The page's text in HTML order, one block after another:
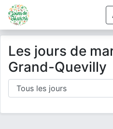
Les jours de
Grand-Quevilly